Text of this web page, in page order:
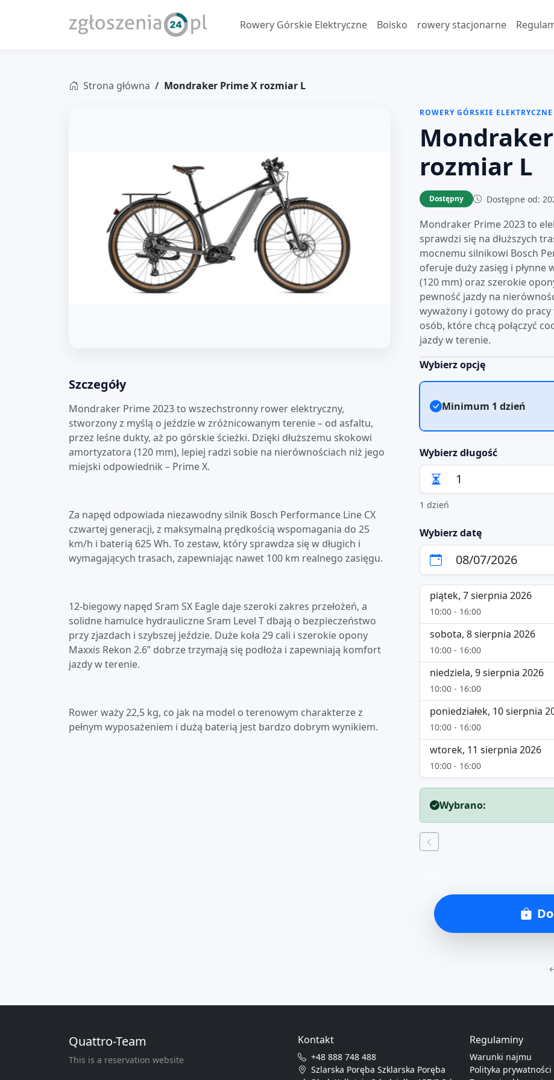
Rowery Górskie Elektryczne Boisko rowery stacjonarne
Strona główna Mondraker Prime X rozmiar L
Szczegóły
Mondraker Prime 2023 to wszechstronny rower elektryczny,
stworzony z myślą o jeździe w zróżnicowanym terenie – od asfaltu,
przez leśne dukty, aż po górskie ścieżki. Dzięki dłuższemu skokowi
amortyzatora (120 mm), lepiej radzi sobie na nierównościach niż jego
miejski odpowiednik – Prime X.
Za napęd odpowiada niezawodny silnik Bosch Performance Line CX
czwartej generacji, z maksymalną prędkością wspomagania do 25
km/h i baterią 625 Wh. To zestaw, który sprawdza się w długich i
wymagających trasach, zapewniając nawet 100 km realnego zasięgu.
12-biegowy napęd Sram SX Eagle daje szeroki zakres przełożeń, a
solidne hamulce hydrauliczne Sram Level T dbają o bezpieczeństwo
przy zjazdach i szybszej jeździe. Duże koła 29 cali i szerokie opony
Maxxis Rekon 2.6” dobrze trzymają się podłoża i zapewniają komfort
jazdy w terenie.
Rower waży 22,5 kg, co jak na model o terenowym charakterze z
pełnym wyposażeniem i dużą baterią jest bardzo dobrym wynikiem.
ROWERY GÓRSKIE ELEKTRYCZNE
rozmiar L
Dostępny Dostępne od:
Mondraker Prime 2023 to
sprawdzi się na dłuższych
mocnemu silnikowi Bosch
oferuje duży zasięg i płynne
(120 mm) oraz szerokie
pewność jazdy na
wyważony i gotowy do
osób, które chcą połączyć
jazdy w terenie.
Wybierz opcję
Minimum 1 dzień
Wybierz długość
1 dzień
Wybierz datę
piątek, 7 sierpnia 2026
10:00 - 16:00
sobota, 8 sierpnia 2026
10:00 - 16:00
niedziela, 9 sierpnia 2026
10:00 - 16:00
poniedziałek, 10 sierpnia
10:00 - 16:00
wtorek, 11 sierpnia 2026
10:00 - 16:00
Wybrano:
Quattro-Team
This is a reservation website
Kontakt
+48 888 748 488
Szlarska Poręba Szklarska Poręba
Regulaminy
Warunki najmu
Polityka prywatności